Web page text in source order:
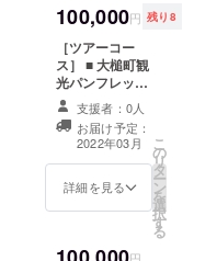
さい。 基本的
には「〇〇県 姓
名」という格好
となります。 ■
仏像オリジナル
手ぬぐい ■ 食事
券（3000円） ※
三陸屋台村おお
つち〇〇横丁
郡大槌町本町1番
13号）内の「お
100,000円 残り8
［ツアーコー
ス］ ■ 大槌町観
光パンフレット
■ 仏像ポスト
カード ■ 修復報
告書 ■ 支援者様
のお名前を和紙
に書いて仏像内
に納入 ※支援
支援者：0人
お届け予定：
2022年03月
詳細を見る
こ
の
リ
タ
ー
ン
を
選
択
す
る
円